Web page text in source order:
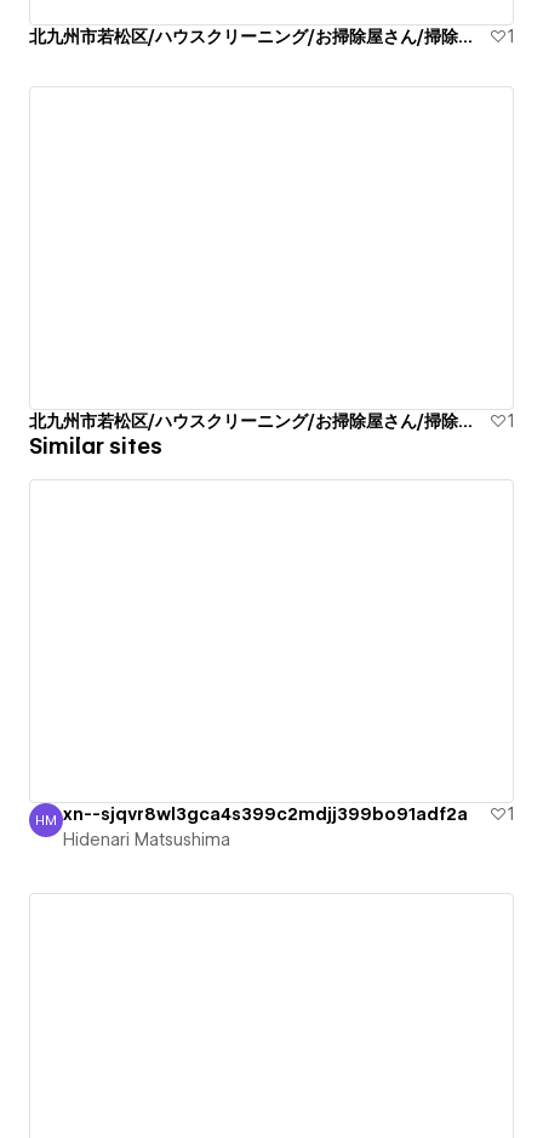
北九州市若松区/ハウスクリーニング/お掃除屋さん/掃除代行業者 1
北九州市若松区/ハウスクリーニング/お掃除屋さん/掃除代行業者 1
Similar sites
Hidenari Matsushima
HM xn--sjqvr8wl3gca4s399c2mdjj399bo91adf2a
1
Hidenari Matsushima